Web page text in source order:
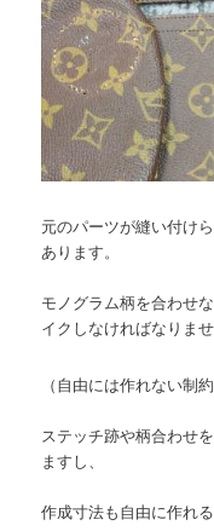
元のパーツが縫い付け
あります。
モノグラム柄を合わせ
イクしなければなりませ
（自由には作れない制
ステッチ跡や柄合わせ
ますし、
作成寸法も自由に作れ